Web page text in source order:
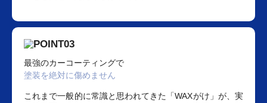
最強のカーコーティングで
塗装を絶対に傷めません
これまで一般的に常識と思われてきた「WAXがけ」が、実